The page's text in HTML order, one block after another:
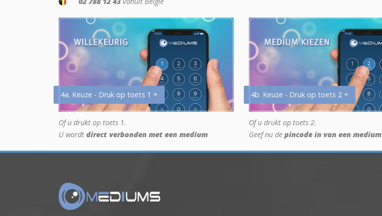
4a. Keuze - Druk op toets 1 +
Of u drukt op toets 1.
U wordt direct verbonden met een medium
4b. Keuze - Druk op toets 2 +
Of u drukt op toets 2.
Geef nu de pincode in van een medium